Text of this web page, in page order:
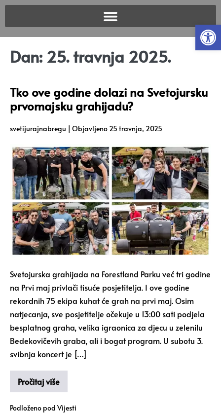
Dan: 25. travnja 2025.
Tko ove godine dolazi na Svetojursku
prvomajsku grahijadu?
svetijurajnabregu | Objavljeno 25 travnja, 2025
Svetojurska grahijada na Forestland Parku već tri godine
na Prvi maj privlači tisuće posjetitelja. I ove godine
rekordnih 75 ekipa kuhat će grah na prvi maj. Osim
natjecanja, sve posjetitelje očekuje u 13:00 sati podjela
besplatnog graha, velika igraonica za djecu u zelenilu
Bedekovičevih graba, ali i bogat program. U subotu 3.
svibnja koncert je […]
Pročitaj više
Podloženo pod Vijesti